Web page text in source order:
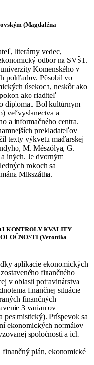
(Magdaléna
literárny vedec,
odbor na SVŠT.
Komenského v
pohľadov. Pôsobil vo
úsekoch, neskôr ako
ako riaditeľ
diplomat. Bol kultúrnym
veľvyslanectva a
a informačného centra.
prekladateľov
texty výkvetu maďarskej
M. Mészölya, G.
iných. Je dvorným
rokoch sa
Mikszátha.
KONTROLY KVALITY
(Veronika
aplikácie ekonomických
finančného
v oblasti potravinárstva
finančnej situácie
finančných
3 variantov
pesimistický). Príspevok sa
ekonomických normálov
spoločnosti a ich
plán, ekonomické